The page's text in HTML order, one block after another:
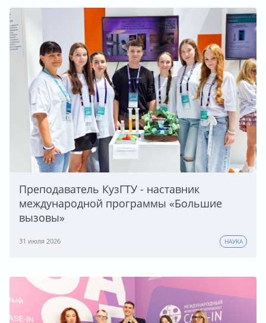
Преподаватель КузГТУ - наставник
международной программы «Большие
вызовы»
31 июля 2026 НАУКА